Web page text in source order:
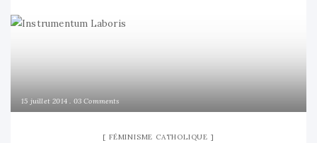
15 juillet 2014 03 Comments
FÉMINISME CATHOLIQUE